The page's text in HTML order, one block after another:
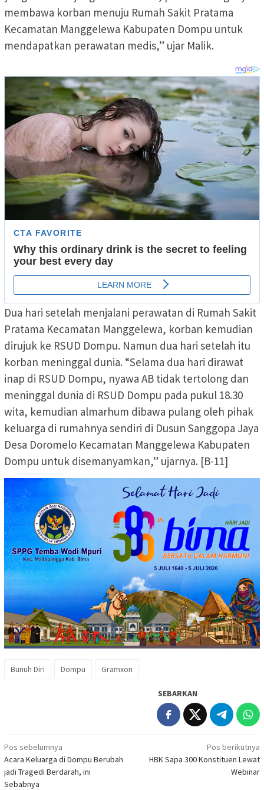
membawa korban menuju Rumah Sakit Pratama
Kecamatan Manggelewa Kabupaten Dompu untuk
mendapatkan perawatan medis,” ujar Malik.
Dua hari setelah menjalani perawatan di Rumah Sakit
Pratama Kecamatan Manggelewa, korban kemudian
dirujuk ke RSUD Dompu. Namun dua hari setelah itu
korban meninggal dunia. “Selama dua hari dirawat
inap di RSUD Dompu, nyawa AB tidak tertolong dan
meninggal dunia di RSUD Dompu pada pukul 18.30
wita, kemudian almarhum dibawa pulang oleh pihak
keluarga di rumahnya sendiri di Dusun Sanggopa Jaya
Desa Doromelo Kecamatan Manggelewa Kabupaten
Dompu untuk disemanyamkan,” ujarnya. [B-11]
Bunuh Diri Dompu Gramxon
SEBARKAN
Navigasi
pos
Pos sebelumnya
Acara Keluarga di Dompu Berubah
jadi Tragedi Berdarah, ini
Sebabnya
Pos berikutnya
HBK Sapa 300 Konstituen Lewat
Webinar